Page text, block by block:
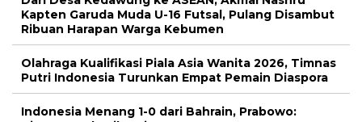
Kapten Garuda Muda U-16 Futsal, Pulang Disambut
Ribuan Harapan Warga Kebumen
Olahraga Kualifikasi Piala Asia Wanita 2026, Timnas
Putri Indonesia Turunkan Empat Pemain Diaspora
Indonesia Menang 1-0 dari Bahrain, Prabowo: